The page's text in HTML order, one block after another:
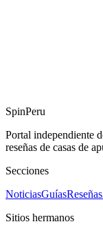
SpinPeru
Portal independiente
reseñas de casas de
Secciones
NoticiasGuíasReseñas
Sitios hermanos